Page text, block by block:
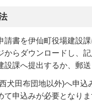
書を伊仙町役場建設課
からダウンロードし、
設課へ提出するか、郵送
田布団地以外)へ申込
て申込みが必要となりま